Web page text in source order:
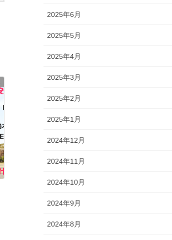
2025年6月
2025年5月
2025年4月
2025年3月
2025年2月
2025年1月
2024年12月
2024年11月
2024年10月
2024年9月
2024年8月